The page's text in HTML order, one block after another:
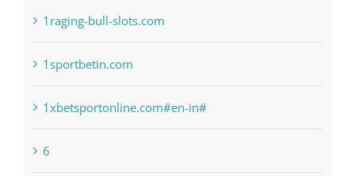
1raging-bull-slots.com
1sportbetin.com
1xbetsportonline.com#en-in#
6